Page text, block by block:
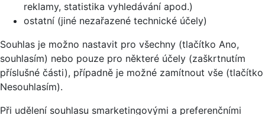
reklamy, statistika vyhledávání apod.)
ostatní (jiné nezařazené technické účely)
Souhlas je možno nastavit pro všechny (tlačítko Ano,
souhlasím) nebo pouze pro některé účely (zaškrtnutím
příslušné části), případně je možné zamítnout vše (tlačítko
Nesouhlasím).
Při udělení souhlasu smarketingovými a preferenčními